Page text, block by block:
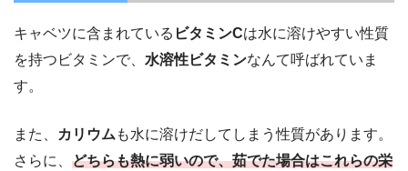
キャベツに含まれている ビタミンCは水に溶けやすい性質
を持つビタミンで、 水溶性ビタミンなんて呼ばれていま
す。
また、 カリウム も水に溶けだしてしまう性質があります。
さらに、 どちらも熱に弱いので、茹でた場合はこれらの栄